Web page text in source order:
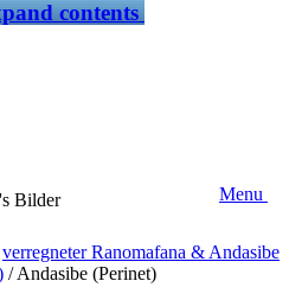
contents
Bilder Menu
verregneter Ranomafana & Andasibe
/Andasibe (Perinet)